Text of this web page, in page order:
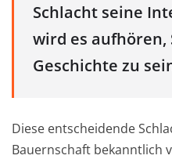
Schlacht seine
wird es aufhören,
Geschichte zu
Diese entscheidende
Bauernschaft bekanntlich